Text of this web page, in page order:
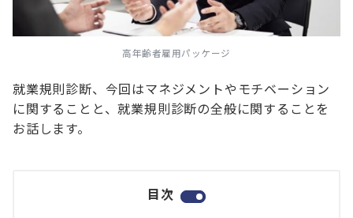
高年齢者雇用パッケージ
就業規則診断、今回はマネジメントやモチベーション
に関することと、就業規則診断の全般に関することを
お話します。
目次